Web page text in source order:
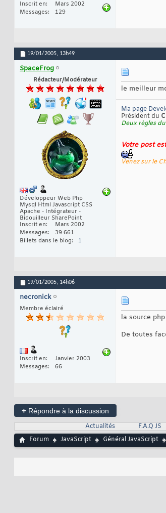
Inscrit en
Mars 2002
Messages
129
19/01/2005, 13h49
SpaceFrog
Rédacteur/Modérateur
Développeur Web Php
Mysql Html Javascript CSS
Apache - Intégrateur -
Bidouilleur SharePoint
Inscrit en
Mars 2002
Messages
39 661
Billets dans le blog
1
le meilleur
Ma page
Président du
Deux règles
Votre post
Venez sur le
19/01/2005, 14h06
necronick
Membre éclairé
Inscrit en
Janvier 2003
Messages
66
la source
De toutes
+ Répondre à la discussion
Actualités F.A.Q JS
Forum
JavaScript Général JavaScript